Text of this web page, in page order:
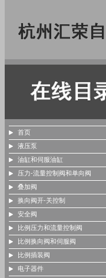
首页
液压泵
油缸和伺服油缸
压力-流量控制阀和单向阀
叠加阀
换向阀开-关控制
安全阀
比例压力和流量控制阀
比例换向阀和伺服阀
比例插装阀
电子器件